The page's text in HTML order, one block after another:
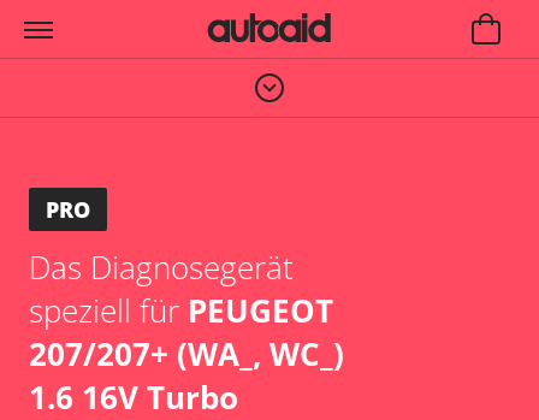
PRO
Das Diagnosegerät
speziell für PEUGEOT
207/207+ (WA_, WC_)
1.6 16V Turbo